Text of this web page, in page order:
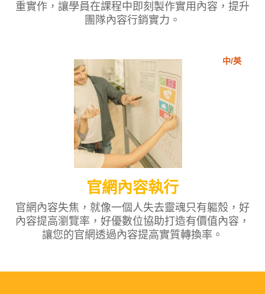
重實作，讓學員在課程中即刻製作實用內容，提升
團隊內容行銷實力。
中/英
官網內容執行
官網內容失焦，就像一個人失去靈魂只有軀殼，好
內容提高瀏覽率，好優數位協助打造有價值內容，
讓您的官網透過內容提高實質轉換率。